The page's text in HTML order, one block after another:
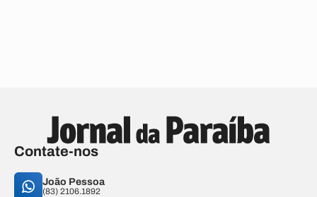
Contate-nos
João Pessoa
(83) 2106.1892